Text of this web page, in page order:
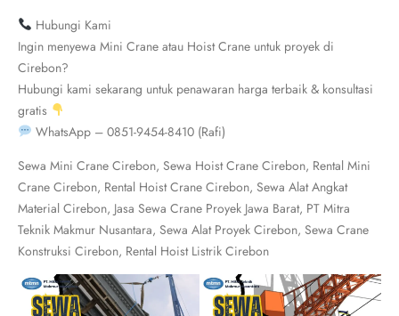
Hubungi Kami
Ingin menyewa Mini Crane atau Hoist Crane untuk proyek di
Cirebon?
Hubungi kami sekarang untuk penawaran harga terbaik & konsultasi
gratis
WhatsApp – 0851-9454-8410 (Rafi)
Sewa Mini Crane Cirebon, Sewa Hoist Crane Cirebon, Rental Mini
Crane Cirebon, Rental Hoist Crane Cirebon, Sewa Alat Angkat
Material Cirebon, Jasa Sewa Crane Proyek Jawa Barat, PT Mitra
Teknik Makmur Nusantara, Sewa Alat Proyek Cirebon, Sewa Crane
Konstruksi Cirebon, Rental Hoist Listrik Cirebon